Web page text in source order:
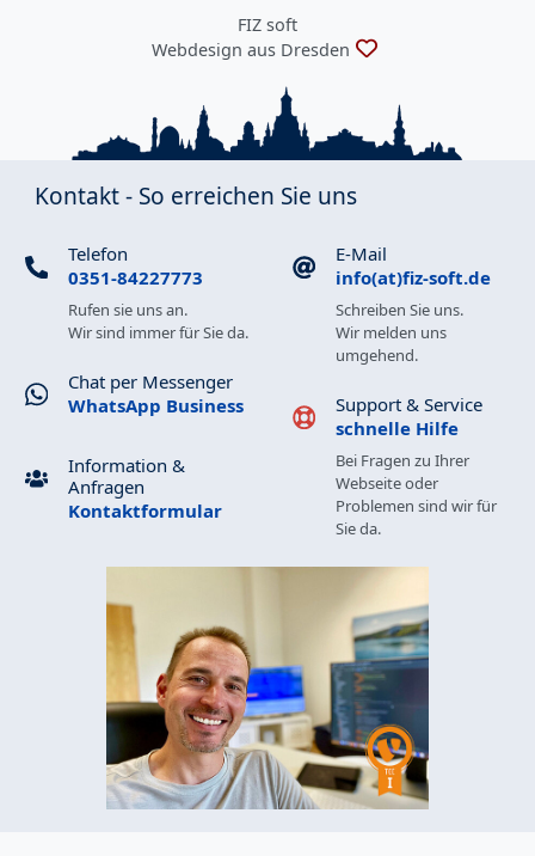
FIZ soft
Webdesign aus Dresden
Kontakt - So erreichen Sie uns
Telefon
0351-84227773
Rufen sie uns an.
Wir sind immer für Sie da.
Chat per Messenger
WhatsApp Business
Information &
Anfragen
Kontaktformular
E-Mail
info(at)fiz-soft.de
Schreiben Sie uns.
Wir melden uns
umgehend.
Support & Service
schnelle Hilfe
Bei Fragen zu Ihrer
Webseite oder
Problemen sind wir für
Sie da.